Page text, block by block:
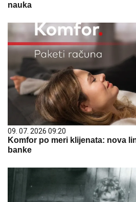
nauka
09. 07. 2026 09:20
Komfor po meri klijenata: nova
banke